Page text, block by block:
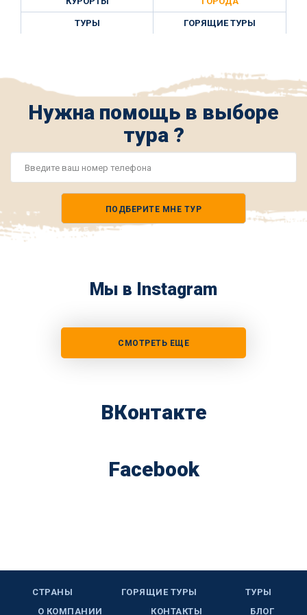
ТУРЫ ГОРЯЩИЕ ТУРЫ
Нужна помощь в выборе
тура ?
ПОДБЕРИТЕ МНЕ ТУР
Мы в Instagram
СМОТРЕТЬ ЕЩЕ
ВКонтакте
Facebook
СТРАНЫ ГОРЯЩИЕ ТУРЫ
ТУРЫ
О КОМПАНИИ
КОНТАКТЫ БЛОГ